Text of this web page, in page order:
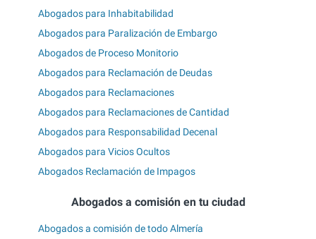
Abogados para Inhabitabilidad
Abogados para Paralización de Embargo
Abogados de Proceso Monitorio
Abogados para Reclamación de Deudas
Abogados para Reclamaciones
Abogados para Reclamaciones de Cantidad
Abogados para Responsabilidad Decenal
Abogados para Vicios Ocultos
Abogados Reclamación de Impagos
Abogados a comisión en tu ciudad
Abogados a comisión de todo Almería